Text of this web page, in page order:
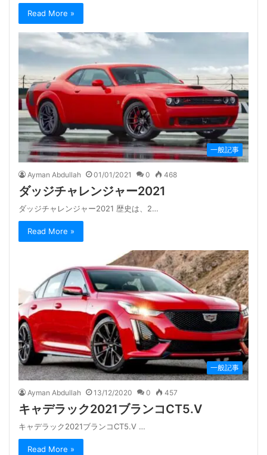
Read More »
一般記事
Ayman Abdullah 01/01/2021 0 468
ダッジチャレンジャー2021
ダッジチャレンジャー2021 歴史は、2…
Read More »
一般記事
Ayman Abdullah 13/12/2020 0 457
キャデラック2021ブランコCT5.V
キャデラック2021ブランコCT5.V …
Read More »